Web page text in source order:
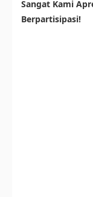
Sangat Kami
Berpartisipasi!